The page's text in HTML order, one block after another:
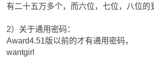
有二十五万多个，而六位，七位，八位的
2）关于通用密码：
Award4.51版以前的才有通用密码，
wantgirl